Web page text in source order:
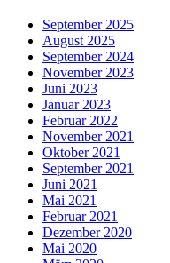
September 2025
August 2025
September 2024
November 2023
Juni 2023
Januar 2023
Februar 2022
November 2021
Oktober 2021
September 2021
Juni 2021
Mai 2021
Februar 2021
Dezember 2020
Mai 2020